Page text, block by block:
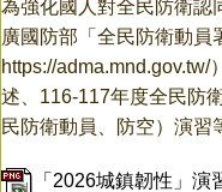
新生專區
校園行事曆
為強化國人對全民防衛認
廣國防部「全民防衛動員
https://
述、116-117年度全民防
民防衛動員、防空）演習
「2026城鎮韌性」演